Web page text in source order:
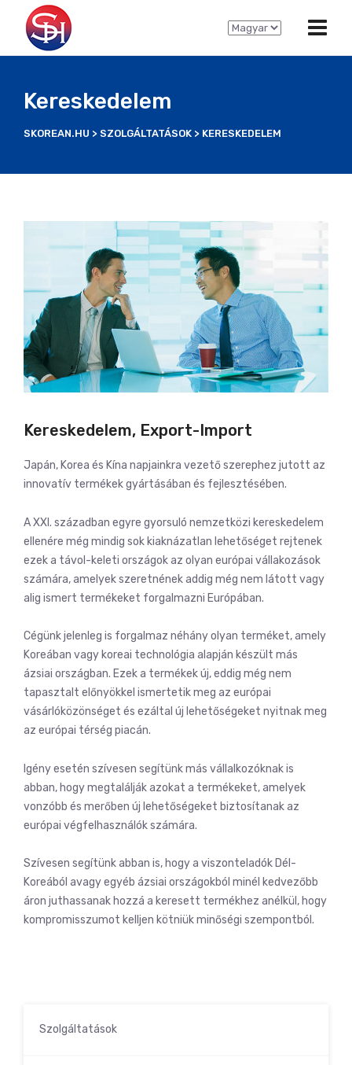
C
a
a
a
g
e
Kereskedelem
SKOREAN.HU > SZOLGÁLTATÁSOK > KERESKEDELEM
Kereskedelem, Export-Import
Japán, Korea és Kína napjainkra vezető szerephez jutott az
innovatív termékek gyártásában és fejlesztésében.
A XXI. században egyre gyorsuló nemzetközi kereskedelem
ellenére még mindig sok kiaknázatlan lehetőséget rejtenek
ezek a távol-keleti országok az olyan európai vállakozások
számára, amelyek szeretnének addig még nem látott vagy
alig ismert termékeket forgalmazni Európában.
Cégünk jelenleg is forgalmaz néhány olyan terméket, amely
Koreában vagy koreai technológia alapján készült más
ázsiai országban. Ezek a termékek új, eddig még nem
tapasztalt előnyökkel ismertetik meg az európai
vásárlóközönséget és ezáltal új lehetőségeket nyitnak meg
az európai térség piacán.
Igény esetén szívesen segítünk más vállalkozóknak is
abban, hogy megtalálják azokat a termékeket, amelyek
vonzóbb és merőben új lehetőségeket biztosítanak az
európai végfelhasználók számára.
Szívesen segítünk abban is, hogy a viszonteladók Dél-
Koreából avagy egyéb ázsiai országokból minél kedvezőbb
áron juthassanak hozzá a keresett termékhez anélkül, hogy
kompromisszumot kelljen kötniük minőségi szempontból.
Szolgáltatások